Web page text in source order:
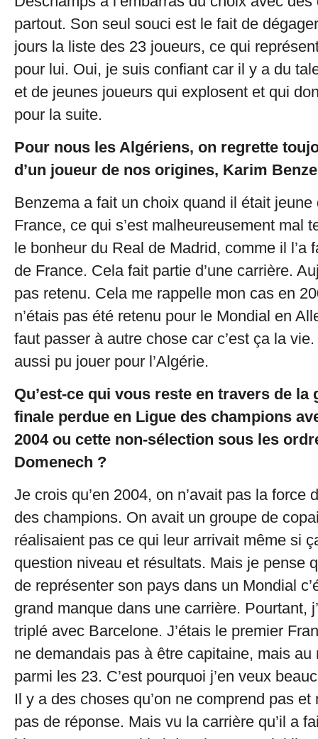
partout. Son seul souci est le fait de
jours la liste des 23 joueurs, ce qui
pour lui. Oui, je suis confiant car il y a du
et de jeunes joueurs qui explosent et qui
pour la suite.
Pour nous les Algériens, on regrette
d’un joueur de nos origines, Karim
Benzema a fait un choix quand il était jeune
France, ce qui s’est malheureusement mal
le bonheur du Real de Madrid, comme il l’a
de France. Cela fait partie d’une carrière.
pas retenu. Cela me rappelle mon cas en
n’étais pas été retenu pour le Mondial en
faut passer à autre chose car c’est ça la
aussi pu jouer pour l’Algérie.
Qu’est-ce qui vous reste en travers de la
finale perdue en Ligue des champions
2004 ou cette non-sélection sous les
Domenech ?
Je crois qu’en 2004, on n’avait pas la force
des champions. On avait un groupe de
réalisaient pas ce qui leur arrivait même si
question niveau et résultats. Mais je pense
de représenter son pays dans un Mondial
grand manque dans une carrière. Pourtant,
triplé avec Barcelone. J’étais le premier
ne demandais pas à être capitaine, mais au
parmi les 23. C’est pourquoi j’en veux
Il y a des choses qu’on ne comprend pas et
pas de réponse. Mais vu la carrière qu’il a